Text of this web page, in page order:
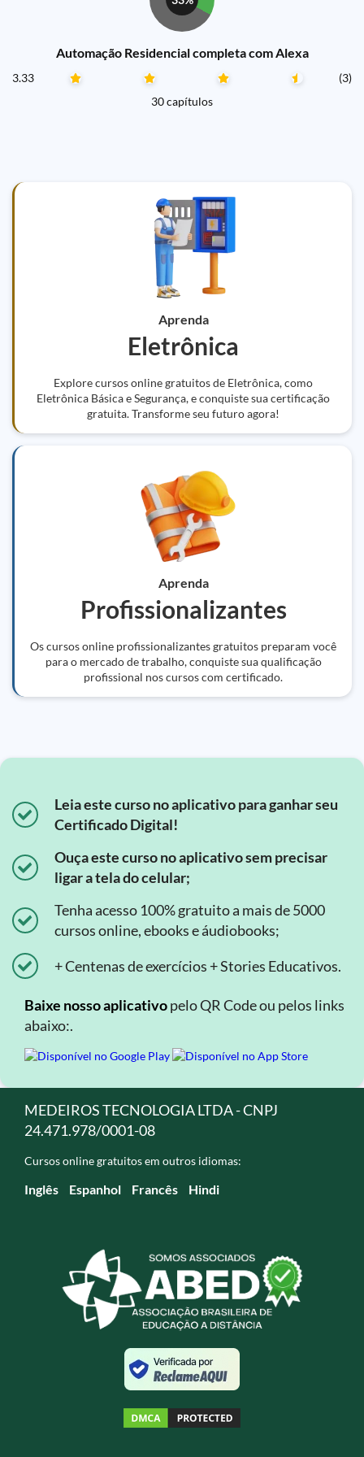
Automação Residencial completa com Alexa
3.33
(3)
30 capítulos
Aprenda
Eletrônica
Explore cursos online gratuitos de Eletrônica, como
Eletrônica Básica e Segurança, e conquiste sua certificação
gratuita. Transforme seu futuro agora!
Aprenda
Profissionalizantes
Os cursos online profissionalizantes gratuitos preparam você
para o mercado de trabalho, conquiste sua qualificação
profissional nos cursos com certificado.
Leia este curso no aplicativo para ganhar seu
Certificado Digital!
Ouça este curso no aplicativo sem precisar
ligar a tela do celular;
Tenha acesso 100% gratuito a mais de 5000
cursos online, ebooks e áudiobooks;
+ Centenas de exercícios + Stories Educativos.
Baixe nosso aplicativopelo QR Code ou pelos links
abaixo:.
MEDEIROS TECNOLOGIA LTDA - CNPJ
24.471.978/0001-08
Cursos online gratuitos em outros idiomas:
Inglês Espanhol Francês Hindi